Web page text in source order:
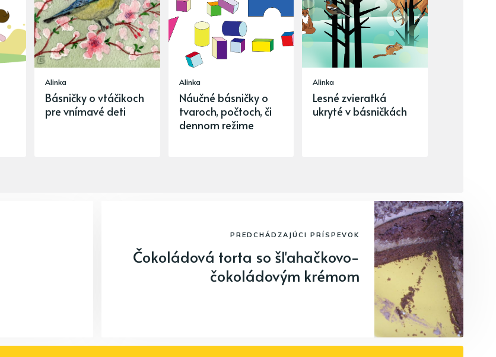
Alinka
Básničky o vtáčikoch
pre vnímavé deti
Alinka
Náučné básničky o
tvaroch, počtoch, či
dennom režime
Alinka
Lesné zvieratká
ukryté v básničkách
PREDCHÁDZAJÚCI PRÍSPEVOK
Čokoládová torta so šľahačkovo-
čokoládovým krémom